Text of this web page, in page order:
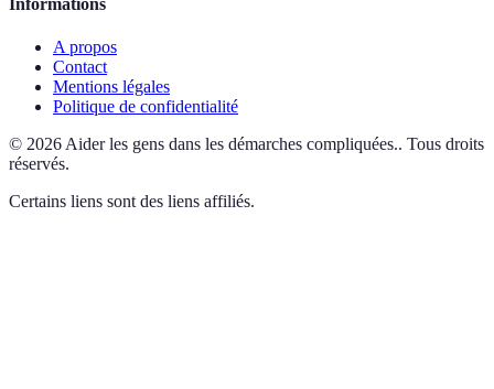
Informations
A propos
Contact
Mentions légales
Politique de confidentialité
© 2026 Aider les gens dans les démarches compliquées.. Tous droits
réservés.
Certains liens sont des liens affiliés.